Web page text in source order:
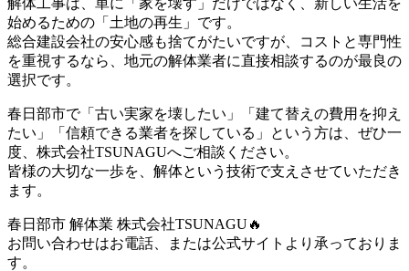
始めるための「土地の再生」です。
総合建設会社の安心感も捨てがたいですが、コストと専門性
を重視するなら、地元の解体業者に直接相談するのが最良の
選択です。
春日部市で「古い実家を壊したい」「建て替えの費用を抑え
たい」「信頼できる業者を探している」という方は、ぜひ一
度、株式会社TSUNAGUへご相談ください。
皆様の大切な一歩を、解体という技術で支えさせていただき
ます。
春日部市 解体業 株式会社TSUNAGU🔥
お問い合わせはお電話、または公式サイトより承っておりま
す。